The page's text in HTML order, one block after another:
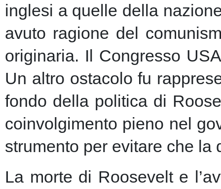
inglesi a quelle della
avuto ragione del
originaria. Il Congresso
Un altro ostacolo fu
fondo della politica di
coinvolgimento pieno nel
strumento per evitare che
La morte di Roosevelt e